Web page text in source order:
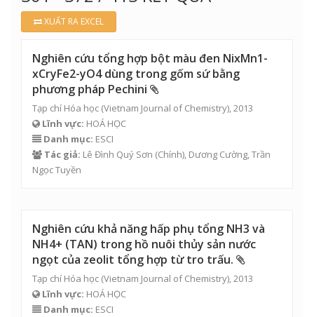
XUẤT RA EXCEL
Nghiên cứu tổng hợp bột màu đen NixMn1-
xCryFe2-yO4 dùng trong gốm sứ bằng
phương pháp Pechini
Tạp chí Hóa học (Vietnam Journal of Chemistry), 2013
Lĩnh vực: HOÁ HỌC
Danh mục: ESCI
Tác giả: Lê Đình Quý Sơn (Chính), Dương Cường, Trần
Ngọc Tuyền
Nghiên cứu khả năng hấp phụ tổng NH3 và
NH4+ (TAN) trong hồ nuôi thủy sản nước
ngọt của zeolit tổng hợp từ tro trấu.
Tạp chí Hóa học (Vietnam Journal of Chemistry), 2013
Lĩnh vực: HOÁ HỌC
Danh mục: ESCI